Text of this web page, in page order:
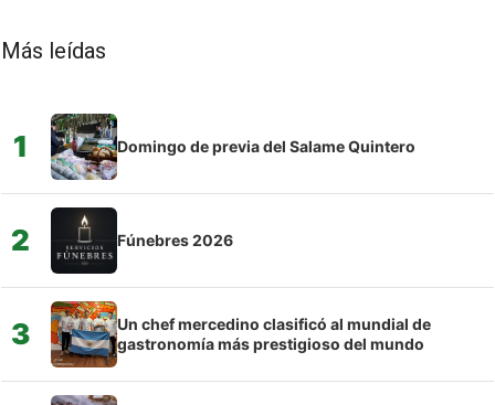
Más leídas
1 Domingo de previa del Salame Quintero
2 Fúnebres 2026
3
Un chef mercedino clasificó al mundial de
gastronomía más prestigioso del mundo